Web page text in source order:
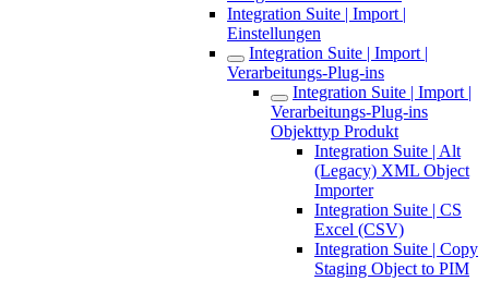
Integration Suite | Import |
Einstellungen
Integration Suite | Import |
Verarbeitungs-Plug-ins
Integration Suite | Import |
Verarbeitungs-Plug-ins
Objekttyp Produkt
Integration Suite | Alt
(Legacy) XML Object
Importer
Integration Suite | CS
Excel (CSV)
Integration Suite | Copy
Staging Object to PIM